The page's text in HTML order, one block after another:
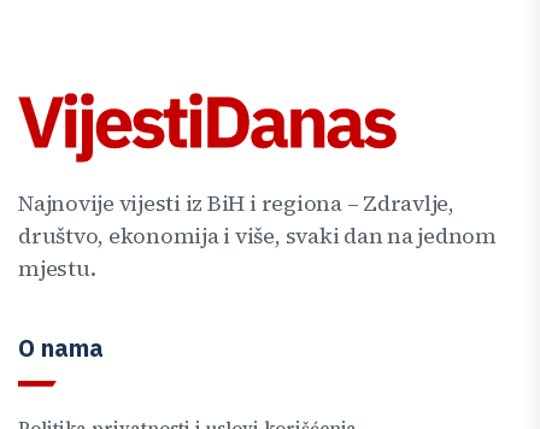
Najnovije vijesti iz BiH i regiona – Zdravlje,
društvo, ekonomija i više, svaki dan na jednom
mjestu.
O nama